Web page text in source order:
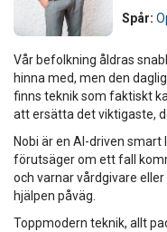
Spår:
Vår befolkning åldras
hinna med, men den
finns teknik som faktiskt
att ersätta det viktigaste,
Nobi är en AI-driven
förutsäger om ett fall
och varnar vårdgivare
hjälpen påväg.
Toppmodern teknik, allt